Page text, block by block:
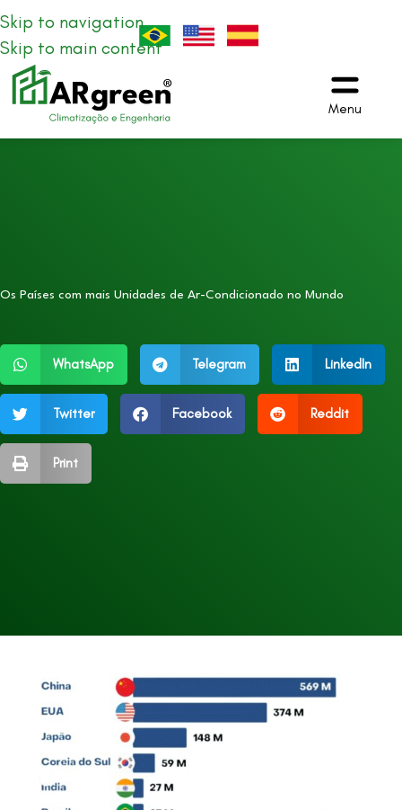
Skip to navigation
Skip to main content
Menu
Os Países com mais Unidades de Ar-Condicionado no Mundo
WhatsApp Telegram LinkedIn
Twitter Facebook Reddit
Print